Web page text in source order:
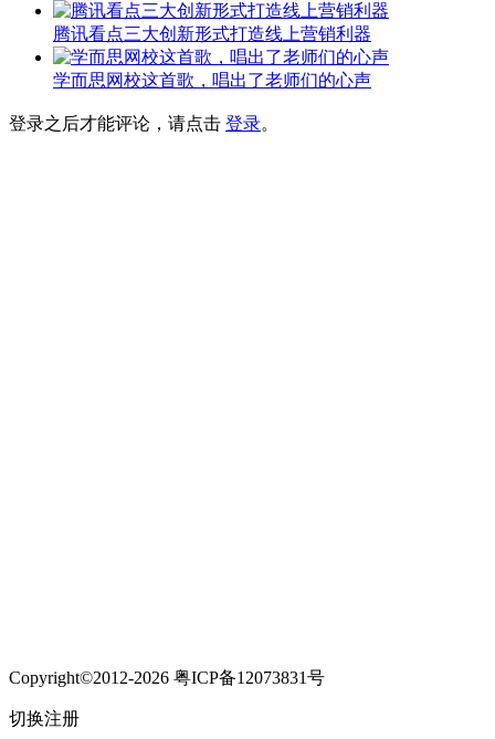
腾讯看点三大创新形式打造线上营销利器
学而思网校这首歌，唱出了老师们的心声
登录之后才能评论，请点击 登录。
Copyright©2012-2026 粤ICP备12073831号
切换注册